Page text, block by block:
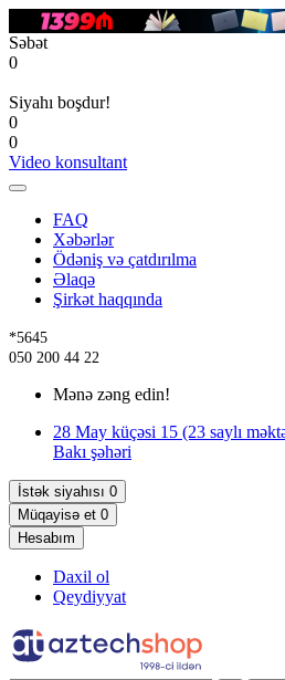
Səbət
0
Siyahı boşdur!
0
0
Video konsultant
FAQ
Xəbərlər
Ödəniş və çatdırılma
Əlaqə
Şirkət haqqında
*5645
050 200 44 22
Mənə zəng edin!
28 May küçəsi 15 (23 saylı
Bakı şəhəri
İstək siyahısı 0
Müqayisə et 0
Hesabım
Daxil ol
Qeydiyyat